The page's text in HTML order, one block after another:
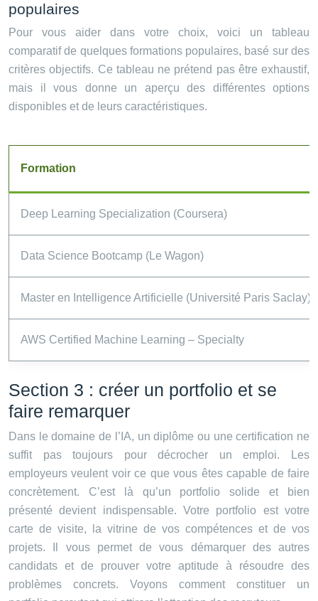
populaires
Pour vous aider dans votre choix, voici un tableau
comparatif de quelques formations populaires, basé sur des
critères objectifs. Ce tableau ne prétend pas être exhaustif,
mais il vous donne un aperçu des différentes options
disponibles et de leurs caractéristiques.
Formation
Deep Learning Specialization (Coursera)
Data Science Bootcamp (Le Wagon)
Master en Intelligence Artificielle (Université Paris Saclay)
AWS Certified Machine Learning – Specialty
Section 3 : créer un portfolio et se
faire remarquer
Dans le domaine de l’IA, un diplôme ou une certification ne
suffit pas toujours pour décrocher un emploi. Les
employeurs veulent voir ce que vous êtes capable de faire
concrètement. C’est là qu’un portfolio solide et bien
présenté devient indispensable. Votre portfolio est votre
carte de visite, la vitrine de vos compétences et de vos
projets. Il vous permet de vous démarquer des autres
candidats et de prouver votre aptitude à résoudre des
problèmes concrets. Voyons comment constituer un